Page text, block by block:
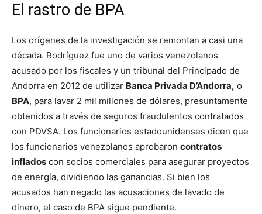
El rastro de BPA
Los orígenes de la investigación se remontan a casi una
década. Rodríguez fue uno de varios venezolanos
acusado por los fiscales y un tribunal del Principado de
Andorra en 2012 de utilizar Banca Privada D’Andorra, o
BPA, para lavar 2 mil millones de dólares, presuntamente
obtenidos a través de seguros fraudulentos contratados
con PDVSA. Los funcionarios estadounidenses dicen que
los funcionarios venezolanos aprobaron contratos
inflados con socios comerciales para asegurar proyectos
de energía, dividiendo las ganancias. Si bien los
acusados ​​han negado las acusaciones de lavado de
dinero, el caso de BPA sigue pendiente.